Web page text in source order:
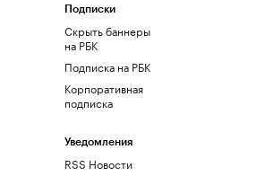
Подписки
Скрыть баннеры
на РБК
Подписка на РБК
Корпоративная
подписка
Уведомления
RSS Новости